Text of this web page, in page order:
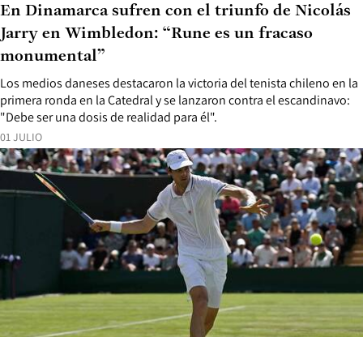
01 JULIO
Los medios daneses destacaron la victoria del tenista chileno en la
primera ronda en la Catedral y se lanzaron contra el escandinavo:
"Debe ser una dosis de realidad para él".
En Dinamarca sufren con el triunfo de Nicolás
Jarry en Wimbledon: “Rune es un fracaso
monumental”